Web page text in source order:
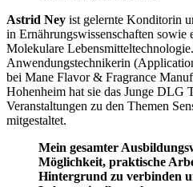
Astrid Ney ist gelernte Konditorin
in Ernährungswissenschaften sowie
Molekulare
Anwendungstechnikerin
bei Mane Flavor & Fragrance
Hohenheim hat sie das Junge DLG
Veranstaltungen zu den Themen
mitgestaltet.
Mein gesamter
Möglichkeit, praktische
Hintergrund zu verbinden